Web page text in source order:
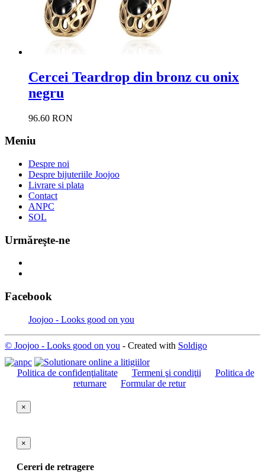
Cercei Teardrop din bronz cu onix
negru
96.60 RON
Meniu
Despre noi
Despre bijuteriile Joojoo
Livrare si plata
Contact
ANPC
SOL
Urmăreşte-ne
Facebook
Joojoo - Looks good on you
© Joojoo - Looks good on you - Created with Soldigo
Politica de confidenţialitate Termeni şi condiţii
Politica de
returnare
Formular de retur
×
×
Cereri de retragere